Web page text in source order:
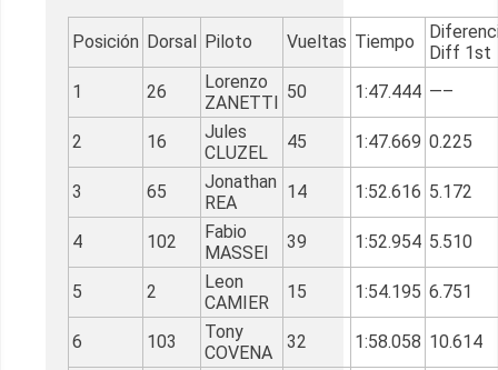
Posición Dorsal Piloto Vueltas Tiempo
Diff 1st
1
26
Lorenzo
ZANETTI
50 1:47.444 —–
2 16
Jules
CLUZEL
45 1:47.669 0.225
3 65
Jonathan
REA
14 1:52.616 5.172
4 102
Fabio
MASSEI
39 1:52.954 5.510
5 2
Leon
CAMIER
15 1:54.195 6.751
6 103
Tony
COVENA
32 1:58.058 10.614